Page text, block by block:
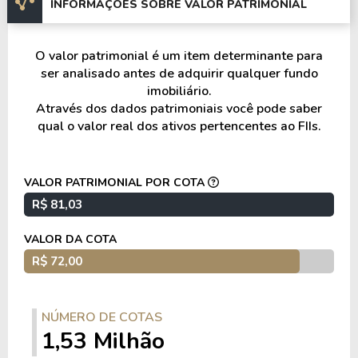
V3rso Jardins – SP.
Astéri – SP.
Aurora – SP.
Clubline São Judas – SP.
Vista Park – SP.
One Teodoro – SP.
Da Vinci – SP.
Jurupis – SP.
INFORMAÇÕES SOBRE VALOR PATRIMONIAL
O valor patrimonial é um item determinante para
ser analisado antes de adquirir qualquer fundo
imobiliário.
Através dos dados patrimoniais você pode saber
qual o valor real dos ativos pertencentes ao FIIs.
VALOR PATRIMONIAL POR COTA
R$ 81,03
VALOR DA COTA
R$ 72,00
NÚMERO DE COTAS
1,53 Milhão